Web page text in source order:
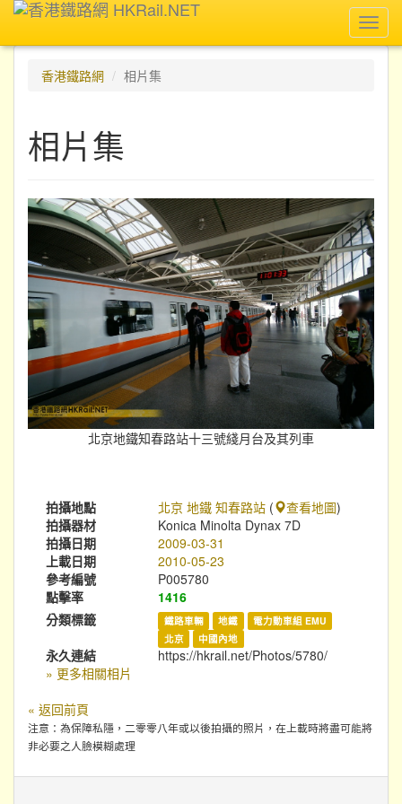
香港鐵路網
相片集
相片集
北京地鐵知春路站十三號綫月台及其列車
拍攝地點 北京 地鐵 知春路站 ( 查看地圖)
拍攝器材
Konica Minolta Dynax 7D
拍攝日期
2009-03-31
上載日期
2010-05-23
參考編號
P005780
點擊率
1416
分類標籤
鐵路車輛 地鐵
電力動車組 EMU
北京
中國內地
永久連結
https://hkrail.net/Photos/5780/
» 更多相關相片
« 返回前頁
注意：為保障私隱，二零零八年或以後拍攝的照片，在上載時將盡可能將
非必要之人臉模糊處理